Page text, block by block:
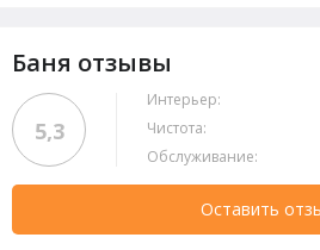
Баня отзывы
5,3
Интерьер:
Чистота:
Обслуживание:
Оставить